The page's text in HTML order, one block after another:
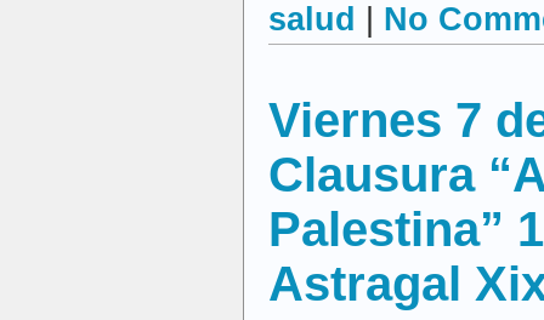
salud
No
Viernes 7
Clausura
Palestina”
Astragal